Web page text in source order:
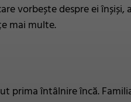
vorbește despre ei
mai multe.
prima întâlnire încă.